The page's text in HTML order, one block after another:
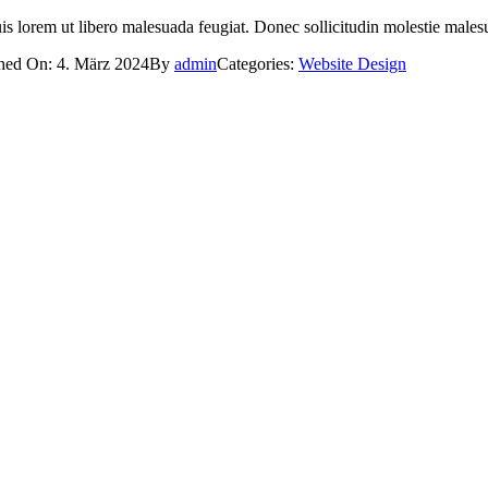
lorem ut libero malesuada feugiat. Donec sollicitudin molestie
On: 4. März 2024By adminCategories: Website Design